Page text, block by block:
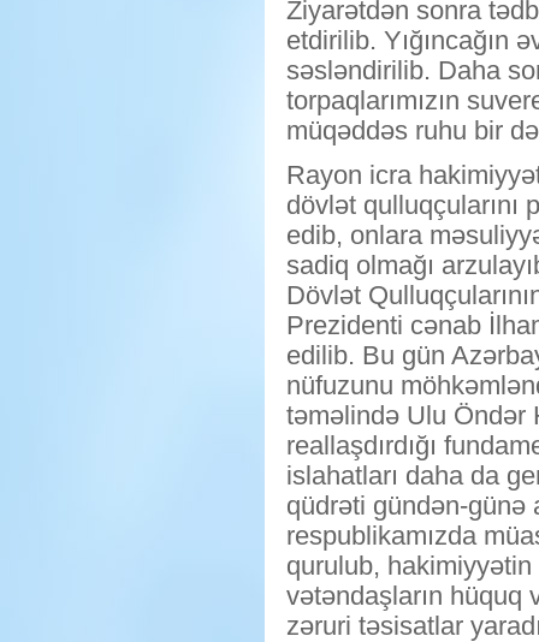
Ziyarətdən sonra
etdirilib. Yığıncağın
səsləndirilib. Daha
torpaqlarımızın
müqəddəs ruhu bir
Rayon icra
dövlət qulluqçularını
edib, onlara
sadiq olmağı
Dövlət
Prezidenti cənab
edilib. Bu gün
nüfuzunu
təməlində Ulu Öndər
reallaşdırdığı
islahatları daha da
qüdrəti gündən-günə
respublikamızda
qurulub, hakimiyyətin
vətəndaşların hüquq
zəruri təsisatlar